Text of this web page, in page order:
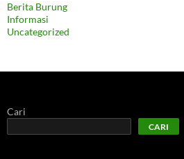
Berita Burung
Informasi
Uncategorized
Cari
CARI